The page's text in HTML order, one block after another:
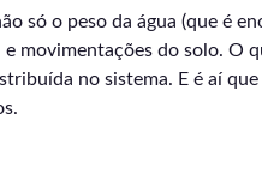
só o peso da água (que é
movimentações do solo. O
no sistema. E é aí